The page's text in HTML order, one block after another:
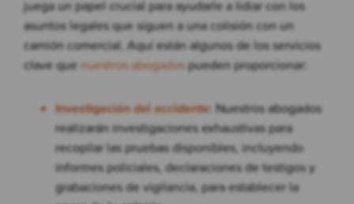
juega un papel crucial para ayudarle a lidiar con los
asuntos legales que siguen a una colisión con un
camión comercial. Aquí están algunos de los servicios
clave que nuestros abogadospueden proporcionar:
Investigación del accidente: Nuestros abogados
realizarán investigaciones exhaustivas para
recopilar las pruebas disponibles, incluyendo
informes policiales, declaraciones de testigos y
grabaciones de vigilancia, para establecer la